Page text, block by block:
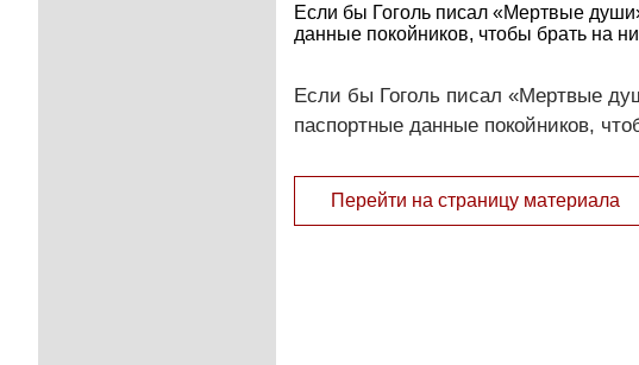
Если бы Гоголь писал «Мертвые
данные покойников, чтобы брать на
Если бы Гоголь писал «Мертвые
паспортные данные покойников,
Перейти на страницу материала